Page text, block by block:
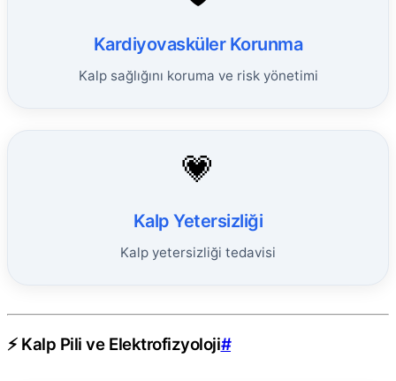
Kardiyovasküler Korunma
Kalp sağlığını koruma ve risk yönetimi
💗
Kalp Yetersizliği
Kalp yetersizliği tedavisi
⚡ Kalp Pili ve Elektrofizyoloji#